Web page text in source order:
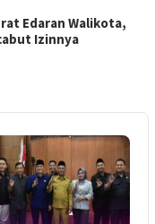
Edaran Walikota,
Izinnya